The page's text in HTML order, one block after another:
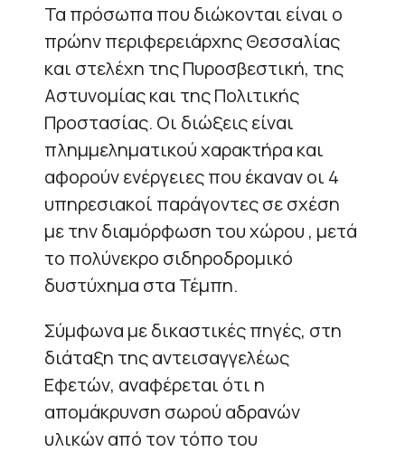
Τα πρόσωπα που διώκονται είναι ο
πρώην περιφερειάρχης Θεσσαλίας
και στελέχη της Πυροσβεστική, της
Αστυνομίας και της Πολιτικής
Προστασίας. Οι διώξεις είναι
πλημμεληματικού χαρακτήρα και
αφορούν ενέργειες που έκαναν οι 4
υπηρεσιακοί παράγοντες σε σχέση
με την διαμόρφωση του χώρου , μετά
το πολύνεκρο σιδηροδρομικό
δυστύχημα στα Τέμπη.
Σύμφωνα με δικαστικές πηγές, στη
διάταξη της αντεισαγγελέως
Εφετών, αναφέρεται ότι η
απομάκρυνση σωρού αδρανών
υλικών από τον τόπο του